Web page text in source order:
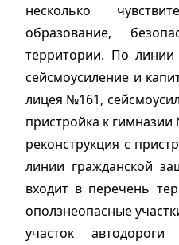
несколько
образование,
территории. По линии
сейсмоусиление и
лицея №161,
пристройка к
реконструкция с
линии гражданской
входит в перечень
оползнеопасные
участок